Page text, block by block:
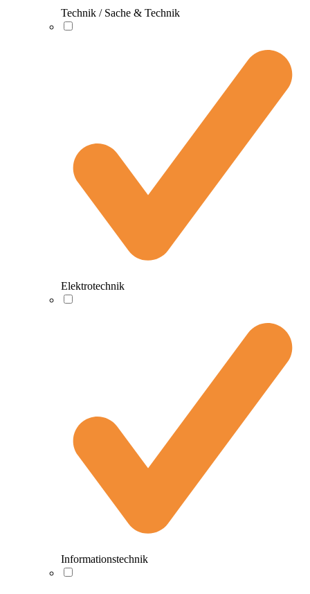
Technik / Sache & Technik
Elektrotechnik
Informationstechnik